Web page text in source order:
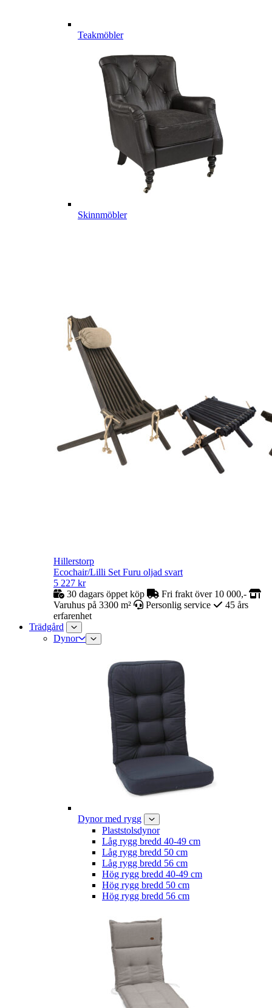
Teakmöbler
Skinnmöbler
Hillerstorp
Ecochair/Lilli Set Furu oljad svart
5 227 kr
30 dagars öppet köp
Fri frakt över 10 000,-
Varuhus på 3300 m²
Personlig service
45 års
erfarenhet
Trädgård
Dynor
Dynor med rygg
Plaststolsdynor
Låg rygg bredd 40-49 cm
Låg rygg bredd 50 cm
Låg rygg bredd 56 cm
Hög rygg bredd 40-49 cm
Hög rygg bredd 50 cm
Hög rygg bredd 56 cm